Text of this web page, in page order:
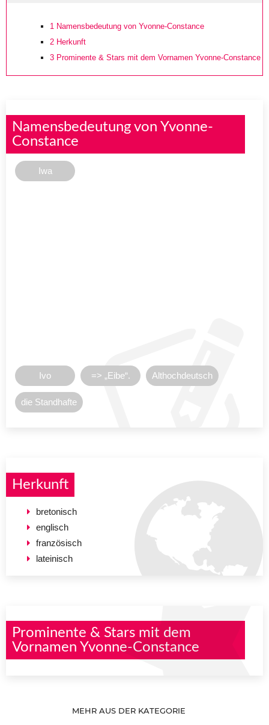
1 Namensbedeutung von Yvonne-Constance
2 Herkunft
3 Prominente & Stars mit dem Vornamen Yvonne-Constance
Namensbedeutung von Yvonne-
Constance
Iwa
Ivo => „Eibe“. Althochdeutsch
die Standhafte
Herkunft
bretonisch
englisch
französisch
lateinisch
Prominente & Stars mit dem
Vornamen Yvonne-Constance
MEHR AUS DER KATEGORIE